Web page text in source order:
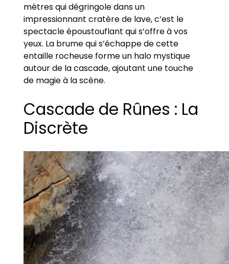
mètres qui dégringole dans un
impressionnant cratère de lave, c’est le
spectacle époustouflant qui s’offre à vos
yeux. La brume qui s’échappe de cette
entaille rocheuse forme un halo mystique
autour de la cascade, ajoutant une touche
de magie à la scène.
Cascade de Rûnes : La
Discrète